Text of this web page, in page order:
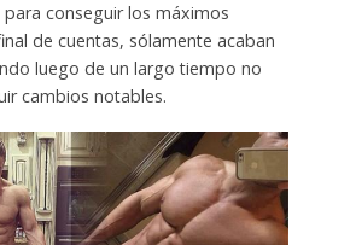
conseguir los máximos
de cuentas, sólamente acaban
luego de un largo tiempo no
cambios notables.